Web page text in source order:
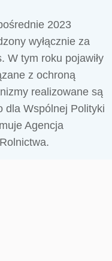
2023
wyłącznie za
W tym roku pojawiły
z ochroną
realizowane są
dla Wspólnej Polityki
Agencja